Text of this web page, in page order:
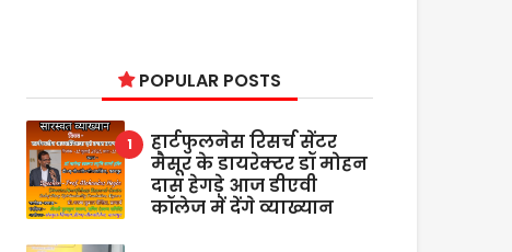
POPULAR POSTS
हार्टफुलनेस रिसर्च सेंटर
मैसूर के डायरेक्टर डॉ मोहन
दास हेगड़े आज डीएवी
कॉलेज में देंगे व्याख्यान